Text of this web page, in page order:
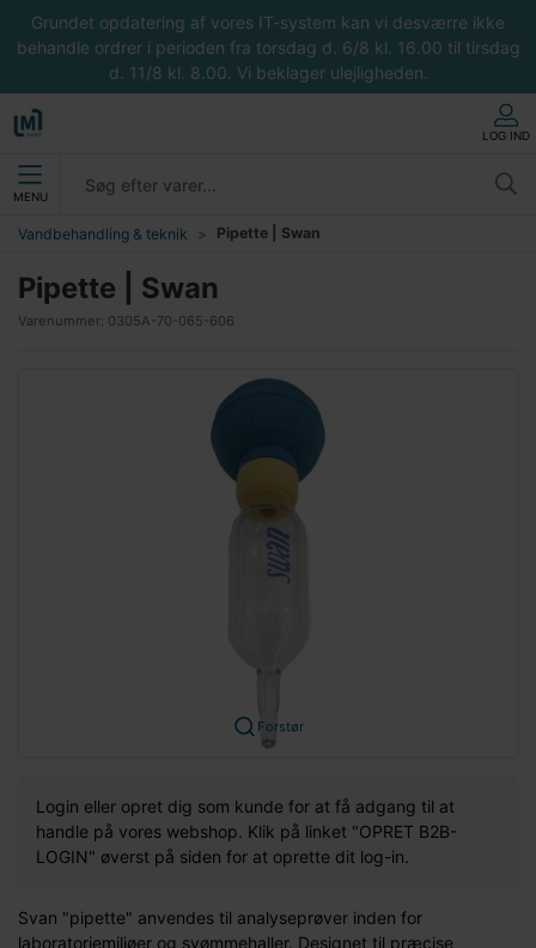
Grundet opdatering af vores IT-system kan vi desværre ikke
behandle ordrer i perioden fra torsdag d. 6/8 kl. 16.00 til tirsdag
d. 11/8 kl. 8.00. Vi beklager ulejligheden.
LOG IND
MENU
Vandbehandling & teknik Pipette | Swan
Pipette | Swan
Varenummer: 0305A-70-065-606
Forstør
Login eller opret dig som kunde for at få adgang til at
handle på vores webshop. Klik på linket "OPRET B2B-
LOGIN" øverst på siden for at oprette dit log-in.
Svan "pipette" anvendes til analyseprøver inden for
laboratoriemiljøer og svømmehaller. Designet til præcise